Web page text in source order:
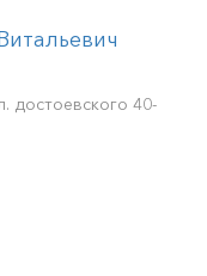
достоевского 40-